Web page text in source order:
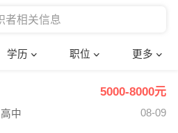
学历 职位 更多
护士
确定
5000-8000元
高中
08-09